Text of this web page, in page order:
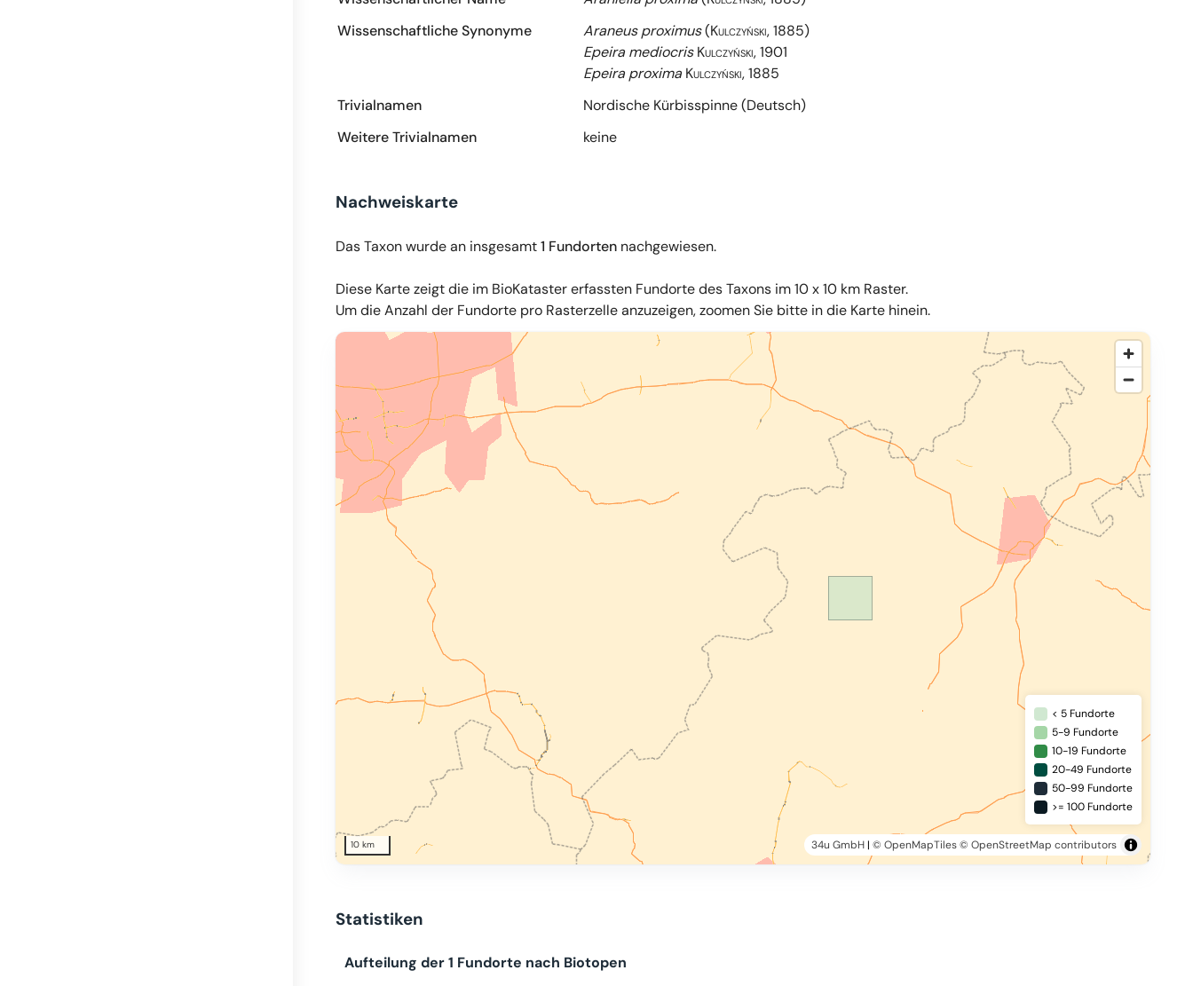
Wissenschaftliche Synonyme
Araneus proximus(Kulczyński, 1885)
Epeira mediocris Kulczyński, 1901
Epeira proxima Kulczyński, 1885
Trivialnamen
Nordische Kürbisspinne (Deutsch)
Weitere Trivialnamen
keine
Nachweiskarte
Das Taxon wurde an insgesamt1 Fundorten nachgewiesen.
Diese Karte zeigt die im BioKataster erfassten Fundorte des Taxons im 10 x 10 km Raster.
Um die Anzahl der Fundorte pro Rasterzelle anzuzeigen, zoomen Sie bitte in die Karte hinein.
© OpenMapTiles OpenStreetMap , 34u GmbH
10 km 34u GmbH| © OpenMapTiles© OpenStreetMap contributors
< 5 Fundorte
5-9 Fundorte
10-19 Fundorte
20-49 Fundorte
50-99 Fundorte
>= 100 Fundorte
Statistiken
Aufteilung der 1 Fundorte nach Biotopen